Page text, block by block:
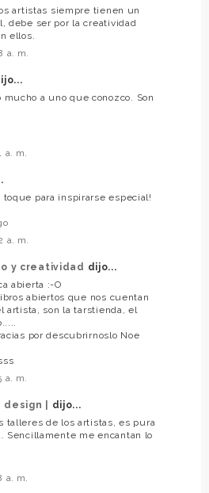
artistas siempre tienen un
debe ser por la creatividad
ellos.
a. m.
mucho a uno que conozco. Son
a. m.
toque para inspirarse especial!
a. m.
y creatividad dijo...
abierta :-O
abiertos que nos cuentan
artista, son la tarstienda, el
por descubrirnoslo Noe
a. m.
design |
dijo...
talleres de los artistas, es pura
Sencillamente me encantan lo
a. m.